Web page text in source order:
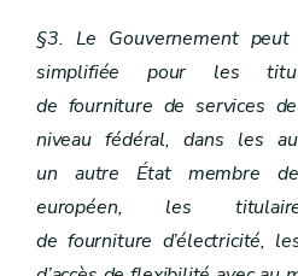
§3. Le Gouvernement
simplifiée pour les
de fourniture de services
niveau fédéral, dans les
un autre État membre de
européen, les
de fourniture d’électricité,